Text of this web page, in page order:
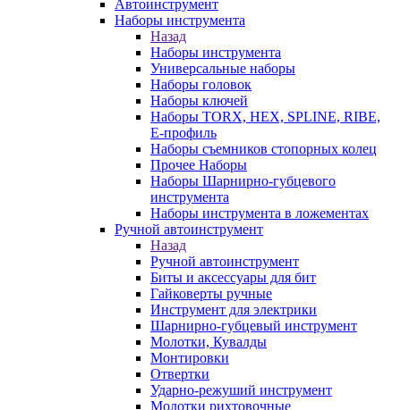
Автоинструмент
Наборы инструмента
Назад
Наборы инструмента
Универсальные наборы
Наборы головок
Наборы ключей
Наборы TORX, HEX, SPLINE, RIBE,
E-профиль
Наборы съемников стопорных колец
Прочее Наборы
Наборы Шарнирно-губцевого
инструмента
Наборы инструмента в ложементах
Ручной автоинструмент
Назад
Ручной автоинструмент
Биты и аксессуары для бит
Гайковерты ручные
Инструмент для электрики
Шарнирно-губцевый инструмент
Молотки, Кувалды
Монтировки
Отвертки
Ударно-режуший инструмент
Молотки рихтовочные